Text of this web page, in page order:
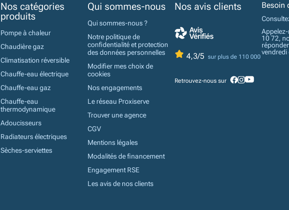
Nos catégories
produits
Pompe à chaleur
Chaudière gaz
Climatisation réversible
Chauffe-eau électrique
Chauffe-eau gaz
Chauffe-eau
thermodynamique
Adoucisseurs
Radiateurs électriques
Sèches-serviettes
Qui sommes-nous
Qui sommes-nous ?
Notre politique de
confidentialité et protection
des données personnelles
Modifier mes choix de
cookies
Nos engagements
Le réseau Proxiserve
Trouver une agence
CGV
Mentions légales
Modalités de financement
Engagement RSE
Les avis de nos clients
Nos avis clients
4,3/5 sur plus de 110 000
Retrouvez-nous sur
Besoin
10 72,
vendredi